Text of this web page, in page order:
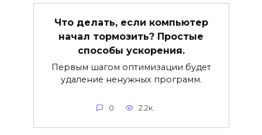
Что делать, если компьютер
начал тормозить? Простые
способы ускорения.
Первым шагом оптимизации будет
удаление ненужных программ.
0 2.2к.